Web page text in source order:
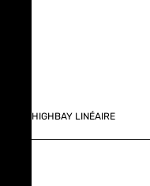
HIGHBAY LINÉAIRE